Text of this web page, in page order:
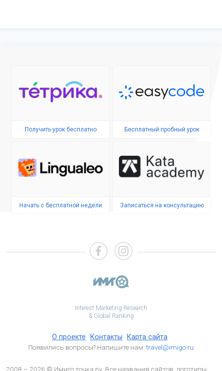
Получить урок бесплатно Бесплатный пробный урок
Начать с бесплатной недели Записаться на консультацию
Interest Marketing Research
& Global Ranking
О проекте Контакты Карта сайта
Появились вопросы? Напишите нам:travel@imigo.ru
2008 – 2026 © Имиго точка ру. Все названия сайтов, логотипы,